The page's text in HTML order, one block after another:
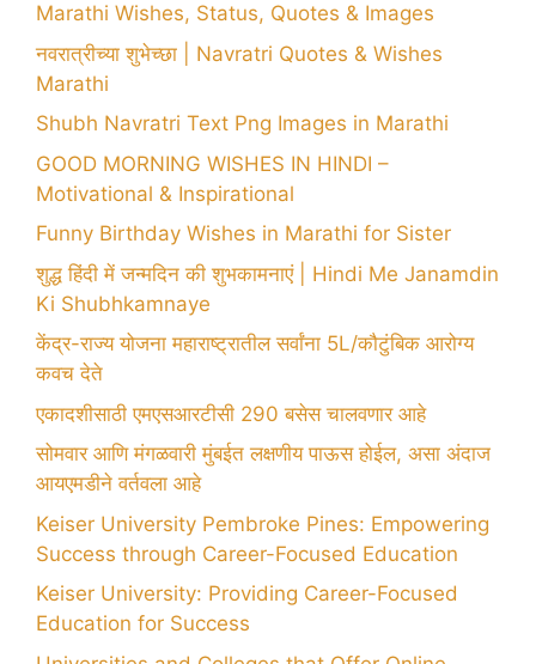
Marathi Wishes, Status, Quotes & Images
नवरात्रीच्या शुभेच्छा | Navratri Quotes & Wishes
Marathi
Shubh Navratri Text Png Images in Marathi
GOOD MORNING WISHES IN HINDI –
Motivational & Inspirational
Funny Birthday Wishes in Marathi for Sister
शुद्ध हिंदी में जन्मदिन की शुभकामनाएं | Hindi Me Janamdin
Ki Shubhkamnaye
केंद्र-राज्य योजना महाराष्ट्रातील सर्वांना 5L/कौटुंबिक आरोग्य
कवच देते
एकादशीसाठी एमएसआरटीसी 290 बसेस चालवणार आहे
सोमवार आणि मंगळवारी मुंबईत लक्षणीय पाऊस होईल, असा अंदाज
आयएमडीने वर्तवला आहे
Keiser University Pembroke Pines: Empowering
Success through Career-Focused Education
Keiser University: Providing Career-Focused
Education for Success